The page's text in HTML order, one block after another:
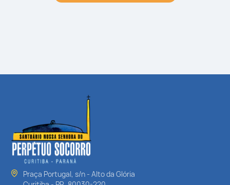
Praça Portugal, s/n - Alto da Glória